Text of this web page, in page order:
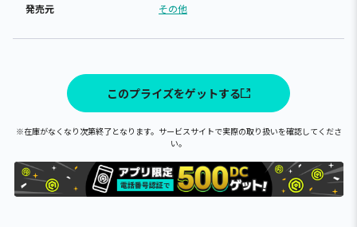
発売元 その他
このプライズをゲットする
※在庫がなくなり次第終了となります。サービスサイトで実際の取り扱いを確認してくださ
い。